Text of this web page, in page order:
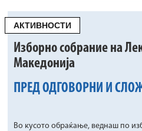
АКТИВНОСТИ
Изборно собрание на
Македонија
ПРЕД ОДГОВОРНИ И
Во кусото обраќање, веднаш по